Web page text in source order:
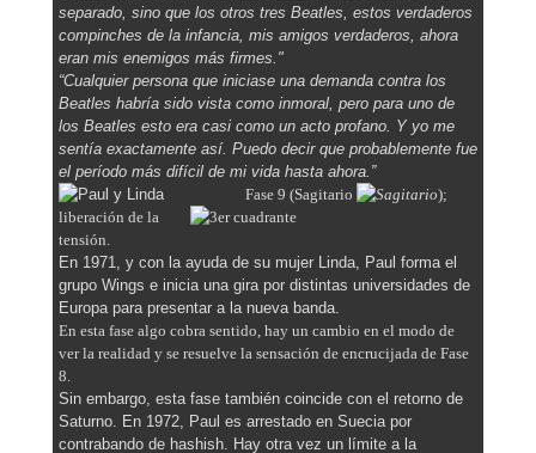
separado, sino que los otros tres Beatles, estos verdaderos
compinches de la infancia, mis amigos verdaderos, ahora
eran mis enemigos más firmes."
“Cualquier persona que iniciase una demanda contra los
Beatles habría sido vista como inmoral, pero para uno de
los Beatles esto era casi como un acto profano. Y yo me
sentía exactamente así. Puedo decir que probablemente fue
el período más difícil de mi vida hasta ahora.”
Fase 9 (Sagitario
);
liberación de la
tensión.
En 1971, y con la ayuda de su mujer Linda, Paul forma el
grupo Wings e inicia una gira por distintas universidades de
Europa para presentar a la nueva banda.
En esta fase algo cobra sentido, hay un cambio en el modo de
ver la realidad y se resuelve la sensación de encrucijada de Fase
8.
Sin embargo, esta fase también coincide con el retorno de
Saturno. En 1972, Paul es arrestado en Suecia por
contrabando de hashish. Hay otra vez un límite a la